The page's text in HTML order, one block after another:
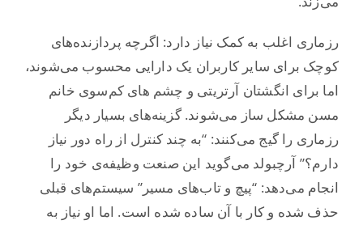
رزماری اغلب به کمک نیاز دارد: اگرچه پردازنده‌های
کوچک برای سایر کاربران یک دارایی محسوب می‌شوند،
اما برای انگشتان آرتریتی و چشم های کم‌سوی خانم
مسن مشکل ساز می‌شوند. گزینه‌های بسیار دیگر
رزماری را گیج می‌کنند: “به چند کنترل از راه دور نیاز
دارم؟” آرچبولد می‌گوید این صنعت وظیفه‌ی خود را
انجام می‌دهد: “پیچ و تاب‌های مسیر” سیستم‌های قبلی
حذف شده و کار با آن ساده شده است. اما او نیاز به